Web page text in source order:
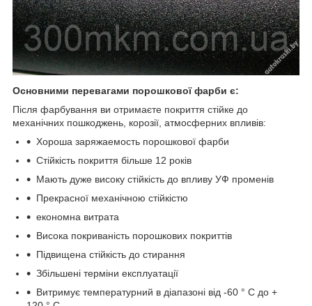
Основними перевагами порошкової фарби є:
Після фарбування ви отримаєте покриття стійке до
механічних пошкоджень, корозії, атмосферних впливів:
Хороша заряжаемость порошкової фарби
Стійкість покриття більше 12 років
Мають дуже високу стійкість до впливу УФ променів
Прекрасної механічною стійкістю
економна витрата
Висока покриваність порошкових покриттів
Підвищена стійкість до стирання
Збільшені терміни експлуатації
Витримує температурний в діапазоні від -60 ° С до +